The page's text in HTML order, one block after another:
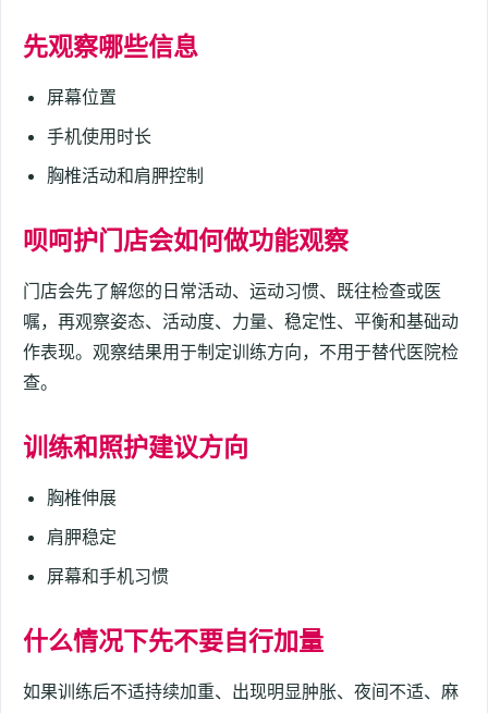
先观察哪些信息
屏幕位置
手机使用时长
胸椎活动和肩胛控制
呗呵护门店会如何做功能观察
门店会先了解您的日常活动、运动习惯、既往检查或医
嘱，再观察姿态、活动度、力量、稳定性、平衡和基础动
作表现。观察结果用于制定训练方向，不用于替代医院检
查。
训练和照护建议方向
胸椎伸展
肩胛稳定
屏幕和手机习惯
什么情况下先不要自行加量
如果训练后不适持续加重、出现明显肿胀、夜间不适、麻